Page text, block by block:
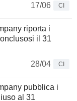
17/06
CI
riporta i
il 31
28/04
CI
pubblica i
al 31